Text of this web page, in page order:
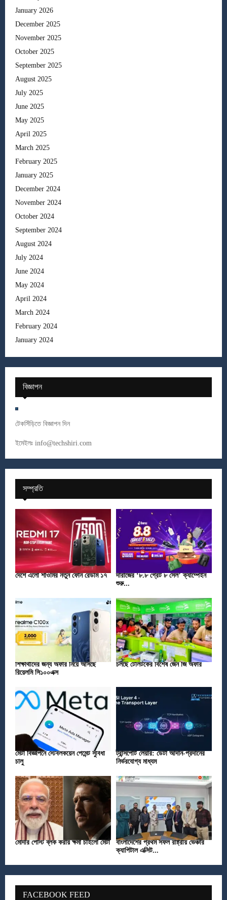
January 2026
December 2025
November 2025
October 2025
September 2025
August 2025
July 2025
June 2025
May 2025
April 2025
March 2025
February 2025
January 2025
December 2024
November 2024
October 2024
September 2024
August 2024
July 2024
June 2024
May 2024
April 2024
March 2024
February 2024
January 2024
বিজ্ঞাপন
টেকসিঁড়িতে বিজ্ঞাপন দিন
ইমেইলঃ info@techshiri.com
সম্প্রতি
দেশে এলো শাওমির নতুন ফোন রেডমি ১৭
দারাজের ‘৮.৮ গ্রেট ৮ সেল’ ক্যাম্পেইন
শুরু...
শিক্ষার্থীদের জন্য অফার নিয়ে আসছে
রিয়েলমি সি১০০এক্স
চলছে টেলিটকের বিশেষ জেন জি অফার
মেটা বিজ্ঞাপনে স্টেবলকয়েন পেমেন্ট সুবিধা
চালু
ট্রান্সপোর্ট লেয়ার: ডেটা আদান-প্রদানের
নির্ভরযোগ্য মাধ্যম
মোদীর পোস্ট ব্লক করায় ক্ষমা চাইলো মেটা
বাংলাদেশের প্রথম সফল রাষ্ট্রীয় ভেঞ্চার
ক্যাপিটাল এক্সিট...
FACEBOOK FEED